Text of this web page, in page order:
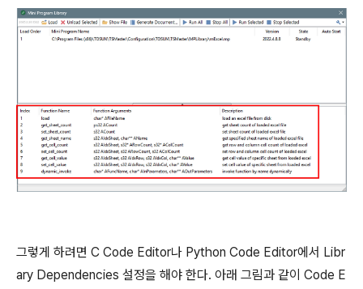
그렇게 하려면 C Code Editor나 Python Code Editor에서 Libr
ary Dependencies 설정을 해야 한다. 아래 그림과 같이 Code E